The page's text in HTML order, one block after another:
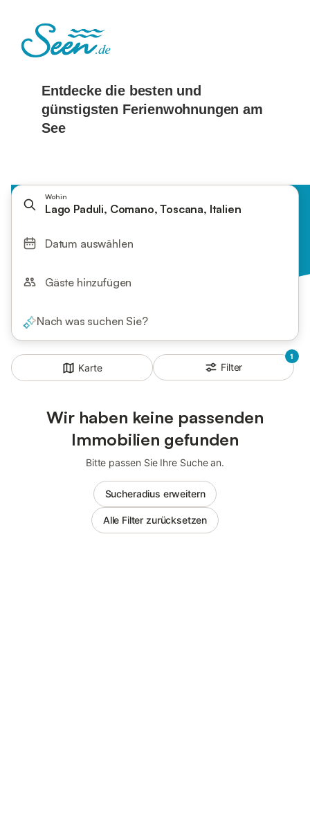
Wohin
Lago Paduli, Comano, Toscana, Italien
Datum auswählen
Gäste hinzufügen
Nach was suchen Sie?
Karte
1
Filter
Wir haben keine passenden
Immobilien gefunden
Bitte passen Sie Ihre Suche an.
Sucheradius erweitern
Alle Filter zurücksetzen